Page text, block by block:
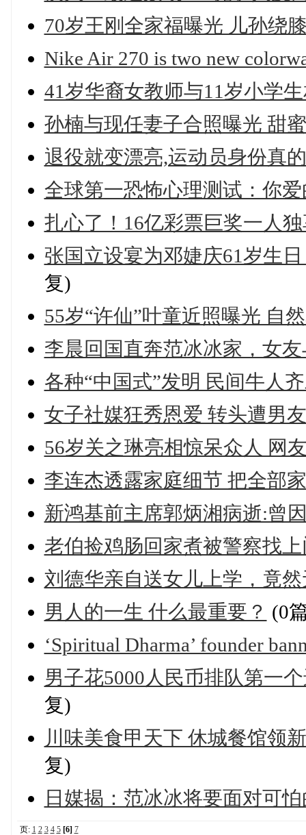
70岁王刚全家福曝光 儿孙绕
Nike Air 270 is two new
41岁华裔女教师与11岁小学
孙楠与现任妻子合照曝光 甜
退役就变漂亮,运动员身份真
全球第一恐怖心理测试：你
扎心了！16亿彩票巨奖一人
张国立设宴为邓婕庆61岁生
复)
55岁“许仙”叶童近照曝光 自
李晨回国直奔范冰冰家，女
各种“中国式”发明 民间牛人
女子社媒狂秀恩爱 转头遭男
56岁关之琳亮相惊呆众人 网
李连杰透露家庭细节 把全部
新鸿基前主席郭炳湘病逝:曾
老伯捡鸡肠回家煮被警察找
刘德华亲自送女儿上学，竟
男人的一生 什么最重要？ (0
‘Spiritual Dharma’ founder
男子花5000人民币排队第一
复)
川味美食甲天下 休城餐馆领
复)
日媒揭：范冰冰将要面对可
页: 1 2 3 4 5 [6] 7